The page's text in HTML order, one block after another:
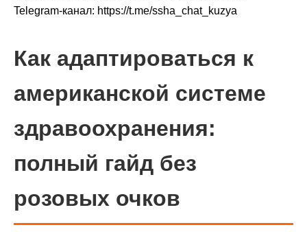
Telegram-канал: https://t.me/ssha_chat_kuzya
Как адаптироваться к
американской системе
здравоохранения:
полный гайд без
розовых очков